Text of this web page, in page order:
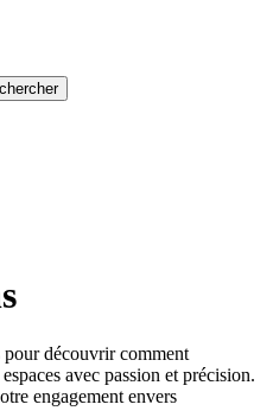
pour découvrir comment
avec passion et précision.
engagement envers